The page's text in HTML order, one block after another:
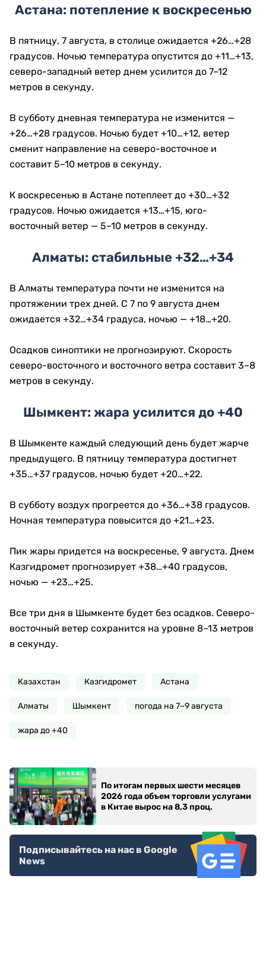
Астана: потепление к воскресенью
В пятницу, 7 августа, в столице ожидается +26…+28
градусов. Ночью температура опустится до +11…+13,
северо-западный ветер днем усилится до 7–12
метров в секунду.
В субботу дневная температура не изменится —
+26…+28 градусов. Ночью будет +10…+12, ветер
сменит направление на северо-восточное и
составит 5–10 метров в секунду.
К воскресенью в Астане потеплеет до +30…+32
градусов. Ночью ожидается +13…+15, юго-
восточный ветер — 5–10 метров в секунду.
Алматы: стабильные +32…+34
В Алматы температура почти не изменится на
протяжении трех дней. С 7 по 9 августа днем
ожидается +32…+34 градуса, ночью — +18…+20.
Осадков синоптики не прогнозируют. Скорость
северо-восточного и восточного ветра составит 3–8
метров в секунду.
Шымкент: жара усилится до +40
В Шымкенте каждый следующий день будет жарче
предыдущего. В пятницу температура достигнет
+35…+37 градусов, ночью будет +20…+22.
В субботу воздух прогреется до +36…+38 градусов.
Ночная температура повысится до +21…+23.
Пик жары придется на воскресенье, 9 августа. Днем
Казгидромет прогнозирует +38…+40 градусов,
ночью — +23…+25.
Все три дня в Шымкенте будет без осадков. Северо-
восточный ветер сохранится на уровне 8–13 метров
в секунду.
Казахстан Казгидромет Астана
Алматы Шымкент погода на 7–9 августа
жара до +40
По итогам первых шести месяцев
2026 года объем торговли услугами
в Китае вырос на 8,3 проц.
Подписывайтесь на нас в Google
News